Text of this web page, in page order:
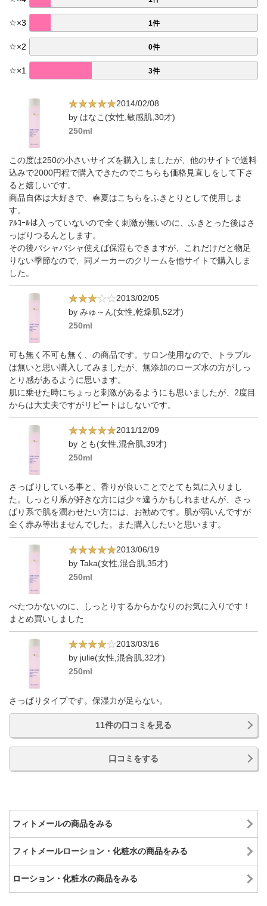
☆×3 1件
☆×2 0件
☆×1 3件
2014/02/08
by はなこ(女性,敏感肌,30才)
250ml
この度は250の小さいサイズを購入しましたが、他のサイトで送料
込みで2000円程で購入できたのでこちらも価格見直しをして下さ
ると嬉しいです。
商品自体は大好きで、春夏はこちらをふきとりとして使用しま
す。
ｱﾙｺｰﾙは入っていないので全く刺激が無いのに、ふきとった後はさ
っぱりつるんとします。
その後バシャバシャ使えば保湿もできますが、これだけだと物足
りない季節なので、同メーカーのクリームを他サイトで購入しま
した。
2013/02/05
by みゅ～ん(女性,乾燥肌,52才)
250ml
可も無く不可も無く、の商品です。サロン使用なので、トラブル
は無いと思い購入してみましたが、無添加のローズ水の方がしっ
とり感があるように思います。
肌に乗せた時にちょっと刺激があるようにも思いましたが、2度目
からは大丈夫ですがリピートはしないです。
2011/12/09
by とも(女性,混合肌,39才)
250ml
さっぱりしている事と、香りが良いことでとても気に入りまし
た。しっとり系が好きな方には少々違うかもしれませんが、さっ
ぱり系で肌を潤わせたい方には、お勧めです。肌が弱いんですが
全く赤み等出ませんでした。また購入したいと思います。
2013/06/19
by Taka(女性,混合肌,35才)
250ml
べたつかないのに、しっとりするからかなりのお気に入りです！
まとめ買いしました
2013/03/16
by julie(女性,混合肌,32才)
250ml
さっぱりタイプです。保湿力が足らない。
11件の口コミを見る
口コミをする
フィトメールの商品をみる
フィトメールローション・化粧水の商品をみる
ローション・化粧水の商品をみる